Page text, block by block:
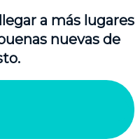
a más lugares
nuevas de